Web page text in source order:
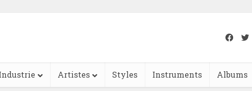
Artistes Styles Instruments Albums